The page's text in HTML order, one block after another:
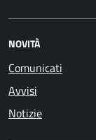
NOVITÀ
Comunicati
Avvisi
Notizie